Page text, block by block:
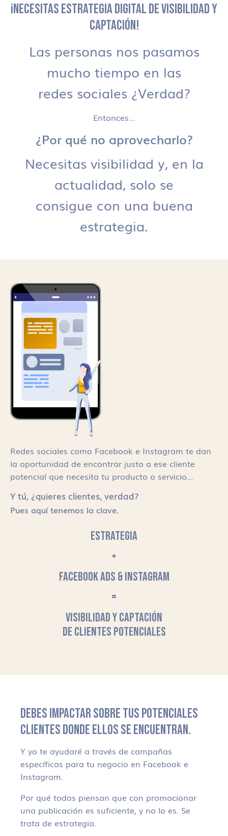
¡NECESITAS ESTRATEGIA DIGITAL DE VISIBILIDAD Y
CAPTACIÓN!
Las personas nos pasamos
mucho tiempo en las
redes sociales ¿Verdad?
Entonces…
¿Por qué no aprovecharlo?
Necesitas visibilidad y, en la
actualidad, solo se
consigue con una buena
estrategia.
Redes sociales como Facebook e Instagram te dan
la oportunidad de encontrar justo a ese cliente
potencial que necesita tu producto o servicio…
Y tú, ¿quieres clientes, verdad?
Pues aquí tenemos la clave.
ESTRATEGIA
+
FACEBOOK ADS & INSTAGRAM
=
VISIBILIDAD Y CAPTACIÓN
DE CLIENTES POTENCIALES
DEBES IMPACTAR SOBRE TUS POTENCIALES
CLIENTES DONDE ELLOS SE ENCUENTRAN.
Y yo te ayudaré a través de campañas
específicas para tu negocio en Facebook e
Instagram.
Por qué todos piensan que con promocionar
una publicación es suficiente, y no lo es. Se
trata de estrategia.